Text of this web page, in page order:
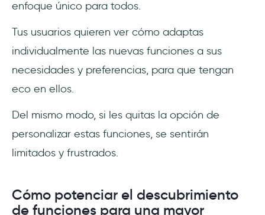
enfoque único para todos.
Tus usuarios quieren ver cómo adaptas
individualmente las nuevas funciones a sus
necesidades y preferencias, para que tengan
eco en ellos.
Del mismo modo, si les quitas la opción de
personalizar estas funciones, se sentirán
limitados y frustrados.
Cómo potenciar el descubrimiento
de funciones para una mayor